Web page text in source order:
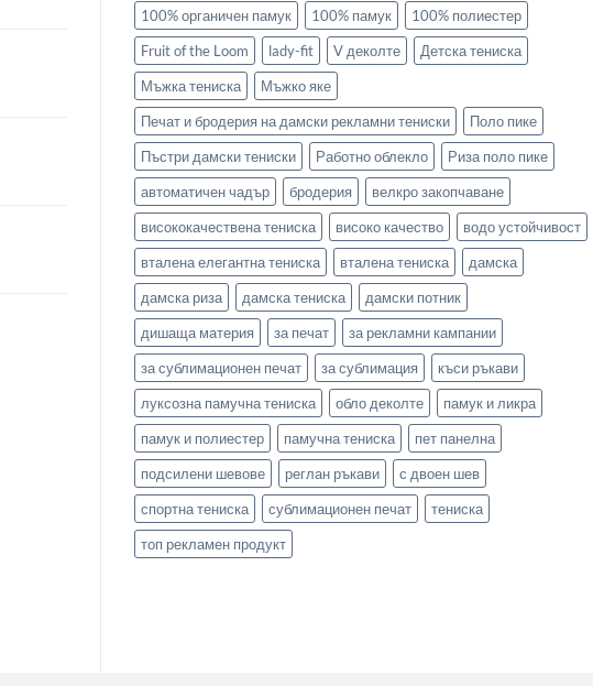
100% органичен памук 100% памук
100% полиестер
Fruit of the Loom
lady-fit V деколте
Детска тениска
Мъжка тениска
Мъжко яке
Печат и бродерия на дамски рекламни тениски
Поло пике
Пъстри дамски тениски
Работно облекло
Риза поло пике
автоматичен чадър
бродерия
велкро закопчаване
висококачествена тениска
високо качество
водо устойчивост
вталена елегантна тениска
вталена тениска
дамска
дамска риза
дамска тениска
дамски потник
дишаща материя
за печат
за рекламни кампании
за сублимационен печат
за сублимация
къси ръкави
луксозна памучна тениска
обло деколте
памук и ликра
памук и полиестер
памучна тениска
пет панелна
подсилени шевове
реглан ръкави
с двоен шев
спортна тениска
сублимационен печат
тениска
топ рекламен продукт